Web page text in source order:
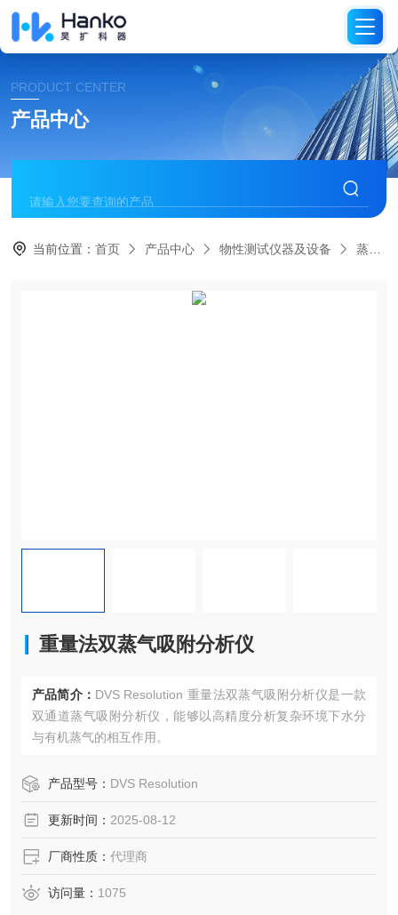
PRODUCT CENTER
产品中心
当前位置：首页 产品中心 物性测试仪器及设备 蒸汽吸附仪
重量法双蒸气吸附分析仪
产品简介： DVS Resolution 重量法双蒸气吸附分析仪是一款
双通道蒸气吸附分析仪，能够以高精度分析复杂环境下水分
与有机蒸气的相互作用。
产品型号： DVS Resolution
更新时间： 2025-08-12
厂商性质： 代理商
访问量： 1075